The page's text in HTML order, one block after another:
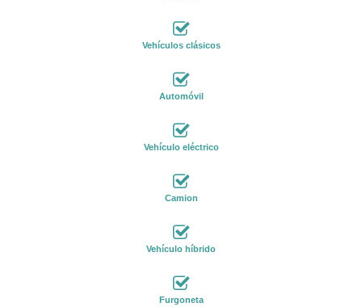
Vehículos clásicos
Automóvil
Vehículo eléctrico
Camion
Vehículo híbrido
Furgoneta